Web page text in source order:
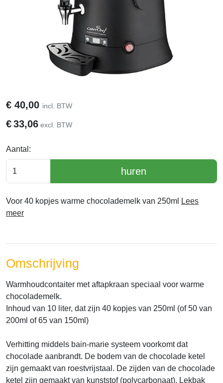
€ 40,00 incl. BTW
€33,06 excl. BTW
Aantal:
huren
Voor 40 kopjes warme chocolademelk van 250ml
Lees
meer
Omschrijving
Warmhoudcontaiter met aftapkraan speciaal voor warme
chocolademelk.
Inhoud van 10 liter, dat zijn 40 kopjes van 250ml (of 50 van
200ml of 65 van 150ml)
Verhitting middels bain-marie systeem voorkomt dat
chocolade aanbrandt. De bodem van de chocolade ketel
zijn gemaakt van roestvrijstaal. De zijden van de chocolade
ketel zijn gemaakt van kunststof (polycarbonaat). Lekbak